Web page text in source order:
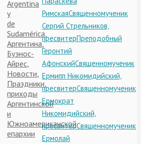
Argentina
y
de
Sudamérica
Аргентина,
Буэнос-
Айрес
Новости
Праздники ,
приходы
Аргентинской
и
Южноамериканской
епархии
РимскаяСвященномученик
Сергий Стрельников,
пресвитерПреподобный
Геронтий
АфонскийСвященномученик
Ермипп Никомидийский,
пресвитерСвященномученик
Ермократ
Никомидийский,
пресвитерСвященномученик
Ермолай